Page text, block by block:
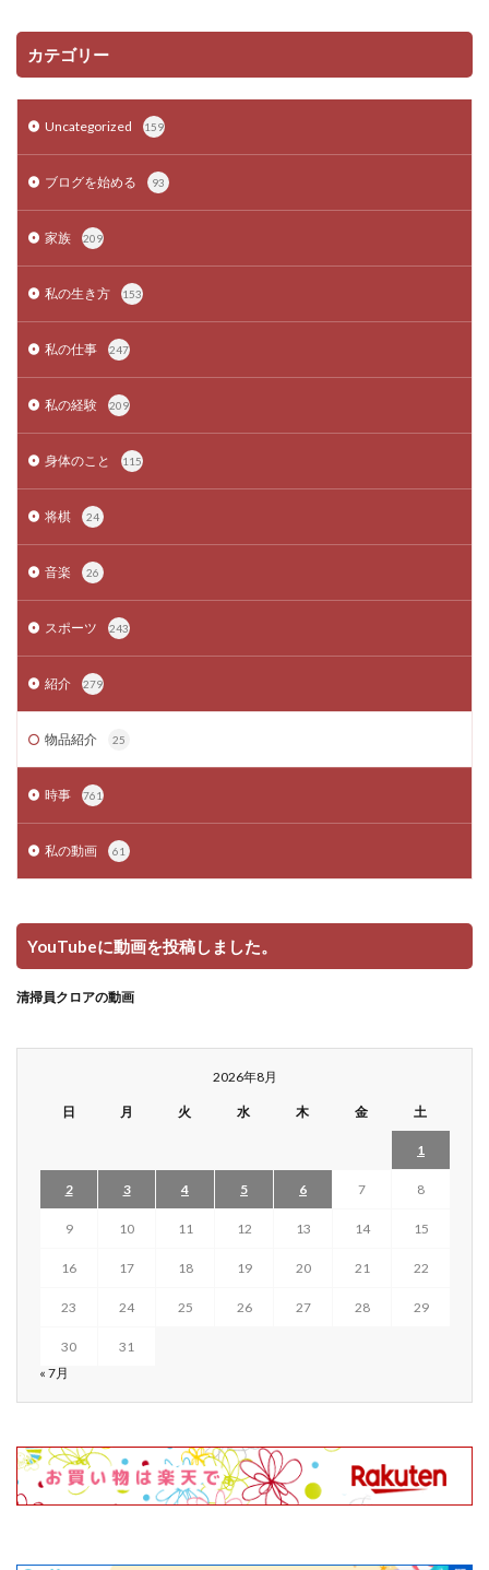
カテゴリー
Uncategorized 159
ブログを始める 93
家族 209
私の生き方 153
私の仕事 247
私の経験 209
身体のこと 115
将棋 24
音楽 26
スポーツ 243
紹介 279
物品紹介 25
時事 761
私の動画 61
YouTubeに動画を投稿しました。
清掃員クロアの動画
2026年8月
日 月 火 水 木 金 土
1
2 3 4 5 6 7 8
9 10 11 12 13 14 15
16 17 18 19 20 21 22
23 24 25 26 27 28 29
30
31
« 7月